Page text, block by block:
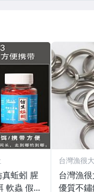
蚯蚓 腥
軟蟲 假蚯
台灣漁很大
台灣漁
優質不